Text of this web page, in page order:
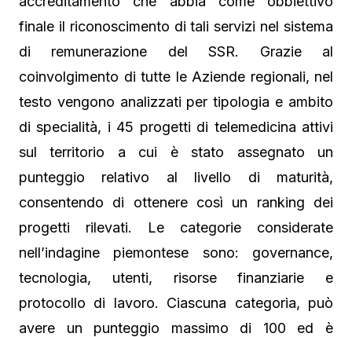
finale il riconoscimento di tali servizi nel sistema
di remunerazione del SSR. Grazie al
coinvolgimento di tutte le Aziende regionali, nel
testo vengono analizzati per tipologia e ambito
di specialità, i 45 progetti di telemedicina attivi
sul territorio a cui è stato assegnato un
punteggio relativo al livello di maturità,
consentendo di ottenere così un ranking dei
progetti rilevati. Le categorie considerate
nell’indagine piemontese sono: governance,
tecnologia, utenti, risorse finanziarie e
protocollo di lavoro. Ciascuna categoria, può
avere un punteggio massimo di 100 ed è